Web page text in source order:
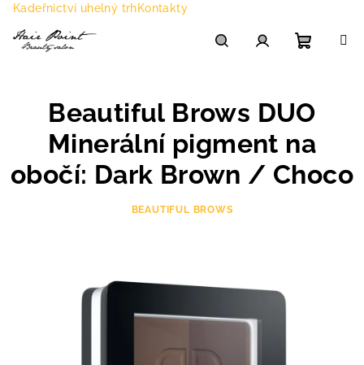
Přejít
obsah
Kadeřnictví uhelný trhKontakty
košík
Beautiful Brows DUO
Minerální pigment na
obočí: Dark Brown / Choco
BEAUTIFUL BROWS